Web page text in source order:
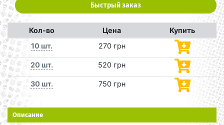
Кол-во Цена
Купить
10 шт.
270 грн
20 шт. 520 грн
30 шт. 750 грн
Описание
Быстрый заказ